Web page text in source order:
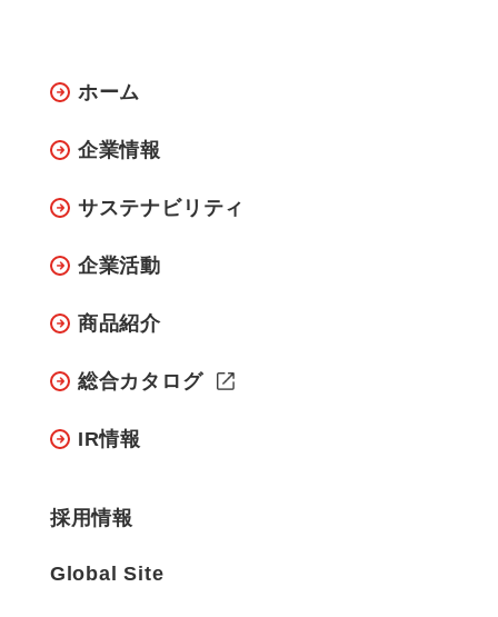
ホーム
企業情報
サステナビリティ
企業活動
商品紹介
総合カタログ
IR情報
採用情報
Global Site